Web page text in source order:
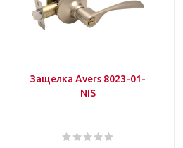
Защелка Avers 8023-01-
NIS